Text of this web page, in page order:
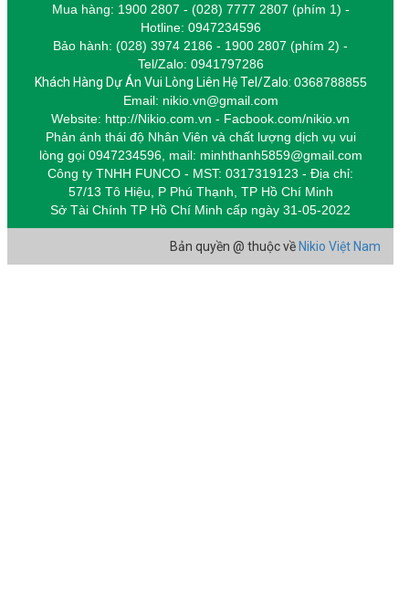
Mua hàng: 1900 2807 - (028) 7777 2807 (phím 1) -
Hotline: 0947234596
Bảo hành: (028) 3974 2186 - 1900 2807 (phím 2) -
Tel/Zalo: 0941797286
Khách Hàng Dự Án Vui Lòng Liên Hệ Tel/Zalo: 0368788855
Email: nikio.vn@gmail.com
Website: http://Nikio.com.vn - Facbook.com/nikio.vn
Phản ánh thái độ Nhân Viên và chất lượng dịch vụ vui
lòng gọi 0947234596, mail: minhthanh5859@gmail.com
Công ty TNHH FUNCO - MST: 0317319123 - Địa chỉ:
57/13 Tô Hiệu, P Phú Thạnh, TP Hồ Chí Minh
Sở Tài Chính TP Hồ Chí Minh cấp ngày 31-05-2022
Bản quyền @ thuộc về Nikio Việt Nam